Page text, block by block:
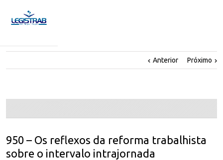
Anterior Próximo
950 – Os reflexos da reforma trabalhista
sobre o intervalo intrajornada